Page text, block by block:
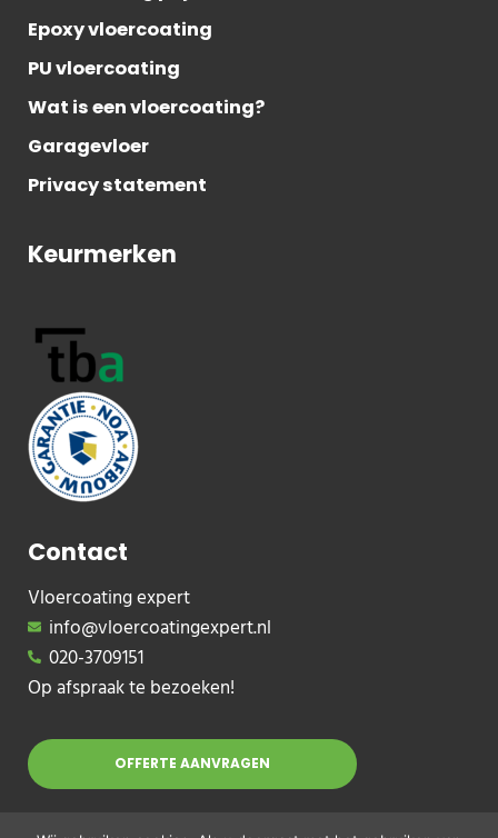
Epoxy vloercoating
PU vloercoating
Wat is een vloer­coating?
Garagevloer
Privacy statement
Keurmerken
Contact
Vloercoating expert
info@vloercoatingexpert.nl
020-3709151
Op afspraak te bezoeken!
OFFERTE AANVRAGEN